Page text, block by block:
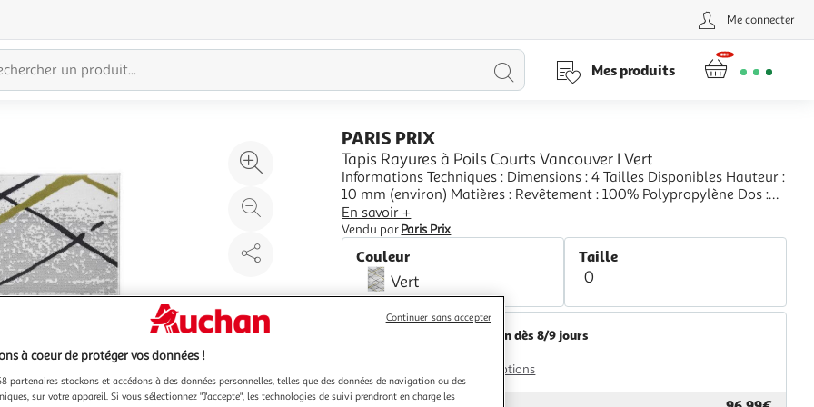
Me connecter
Lancer
recherche
Mes produits
Agrandir
l'illustration
l'illustration
%
produit
PARIS PRIX
Tapis Rayures à Poils Courts Vancouver I Vert
Informations Techniques : Dimensions : 4 Tailles Disponibles Hauteur :
10 mm (environ) Matières : Revêtement : 100% Polypropylène Dos :
Jute Spécificités : Coloré & Moderne Design Rayures Haute Durabilité
Toucher Robuste Oeko-Tex Standard 100 Entretien & Fabrication :
Type de fabrication : Tissé
En savoir +
Vendu parParis Prix
Couleur
Vert
Taille
0
Livraison dès 8/9 jours
Plus d'options
à coeur de protéger vos données !
partenaires stockons et accédons à des données personnelles, telles que des données de navigation ou des
sur votre appareil. Si vous sélectionnez "J'accepte", les technologies de suivi prendront en charge les
Continuer sans accepter